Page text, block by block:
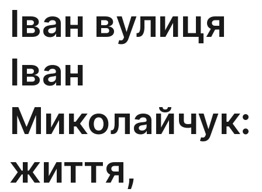
Іван вулиця
Іван
Миколайчук:
життя,